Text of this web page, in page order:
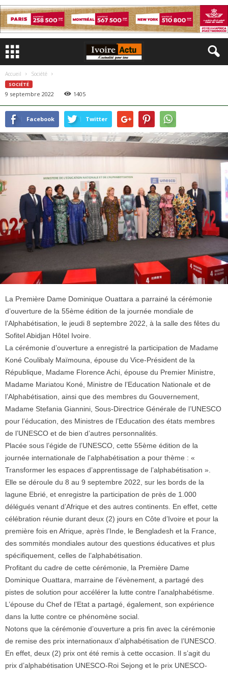
Accueil Société
SOCIÉTÉ
9 septembre 2022 1405
Facebook Twitter
La Première Dame Dominique Ouattara a parrainé la cérémonie
d’ouverture de la 55ème édition de la journée mondiale de
l’Alphabétisation, le jeudi 8 septembre 2022, à la salle des fêtes du
Sofitel Abidjan Hôtel Ivoire.
La cérémonie d’ouverture a enregistré la participation de Madame
Koné Coulibaly Maïmouna, épouse du Vice-Président de la
République, Madame Florence Achi, épouse du Premier Ministre,
Madame Mariatou Koné, Ministre de l’Education Nationale et de
l’Alphabétisation, ainsi que des membres du Gouvernement,
Madame Stefania Giannini, Sous-Directrice Générale de l’UNESCO
pour l’éducation, des Ministres de l’Education des états membres
de l’UNESCO et de bien d’autres personnalités.
Placée sous l’égide de l’UNESCO, cette 55ème édition de la
journée internationale de l’alphabétisation a pour thème : «
Transformer les espaces d’apprentissage de l’alphabétisation ».
Elle se déroule du 8 au 9 septembre 2022, sur les bords de la
lagune Ebrié, et enregistre la participation de près de 1.000
délégués venant d’Afrique et des autres continents. En effet, cette
célébration réunie durant deux (2) jours en Côte d’Ivoire et pour la
première fois en Afrique, après l’Inde, le Bengladesh et la France,
des sommités mondiales autour des questions éducatives et plus
spécifiquement, celles de l’alphabétisation.
Profitant du cadre de cette cérémonie, la Première Dame
Dominique Ouattara, marraine de l’évènement, a partagé des
pistes de solution pour accélérer la lutte contre l’analphabétisme.
L’épouse du Chef de l’Etat a partagé, également, son expérience
dans la lutte contre ce phénomène social.
Notons que la cérémonie d’ouverture a pris fin avec la cérémonie
de remise des prix internationaux d’alphabétisation de l’UNESCO.
En effet, deux (2) prix ont été remis à cette occasion. Il s’agit du
prix d’alphabétisation UNESCO-Roi Sejong et le prix UNESCO-